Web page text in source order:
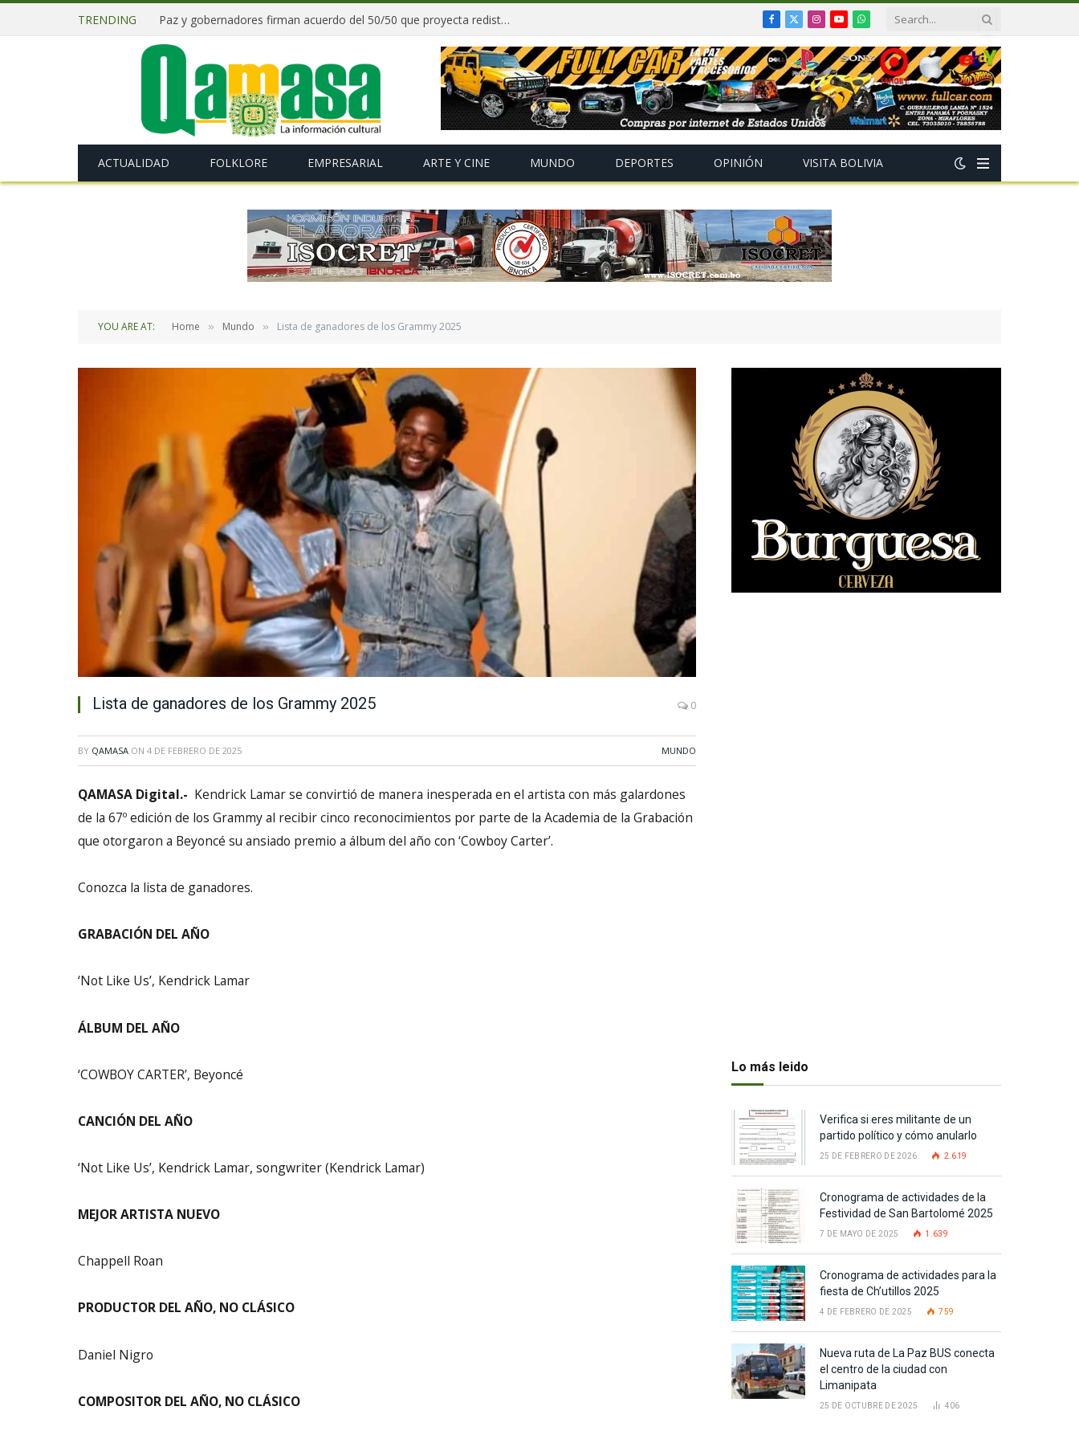
TRENDING Paz y gobernadores firman acuerdo del 50/50 que proyecta redistribuir recursos y tributos desde 2027 Facebook
X
(Twitter)
Instagram
YouTubeWhatsApp
ACTUALIDAD FOLKLORE EMPRESARIAL ARTE Y CINE MUNDO DEPORTES OPINIÓN VISITA BOLIVIA
YOU ARE AT: Home » Mundo » Lista de ganadores de los Grammy 2025
Lista de ganadores de los Grammy 2025 0
BY QAMASA ON 4 DE FEBRERO DE 2025 MUNDO
QAMASA Digital.- Kendrick Lamar se convirtió de manera inesperada en el artista con más galardones
de la 67º edición de los Grammy al recibir cinco reconocimientos por parte de la Academia de la Grabación
que otorgaron a Beyoncé su ansiado premio a álbum del año con ‘Cowboy Carter’.
Conozca la lista de ganadores.
GRABACIÓN DEL AÑO
‘Not Like Us’, Kendrick Lamar
ÁLBUM DEL AÑO
‘COWBOY CARTER’, Beyoncé
CANCIÓN DEL AÑO
‘Not Like Us’, Kendrick Lamar, songwriter (Kendrick Lamar)
MEJOR ARTISTA NUEVO
Chappell Roan
PRODUCTOR DEL AÑO, NO CLÁSICO
Daniel Nigro
COMPOSITOR DEL AÑO, NO CLÁSICO
Lo más leido
Verifica si eres militante de un
partido político y cómo anularlo
25 DE FEBRERO DE 2026 2.619
Cronograma de actividades de la
Festividad de San Bartolomé 2025
7 DE MAYO DE 2025 1.639
Cronograma de actividades para la
fiesta de Ch’utillos 2025
4 DE FEBRERO DE 2025 759
Nueva ruta de La Paz BUS conecta
el centro de la ciudad con
Limanipata
25 DE OCTUBRE DE 2025 406